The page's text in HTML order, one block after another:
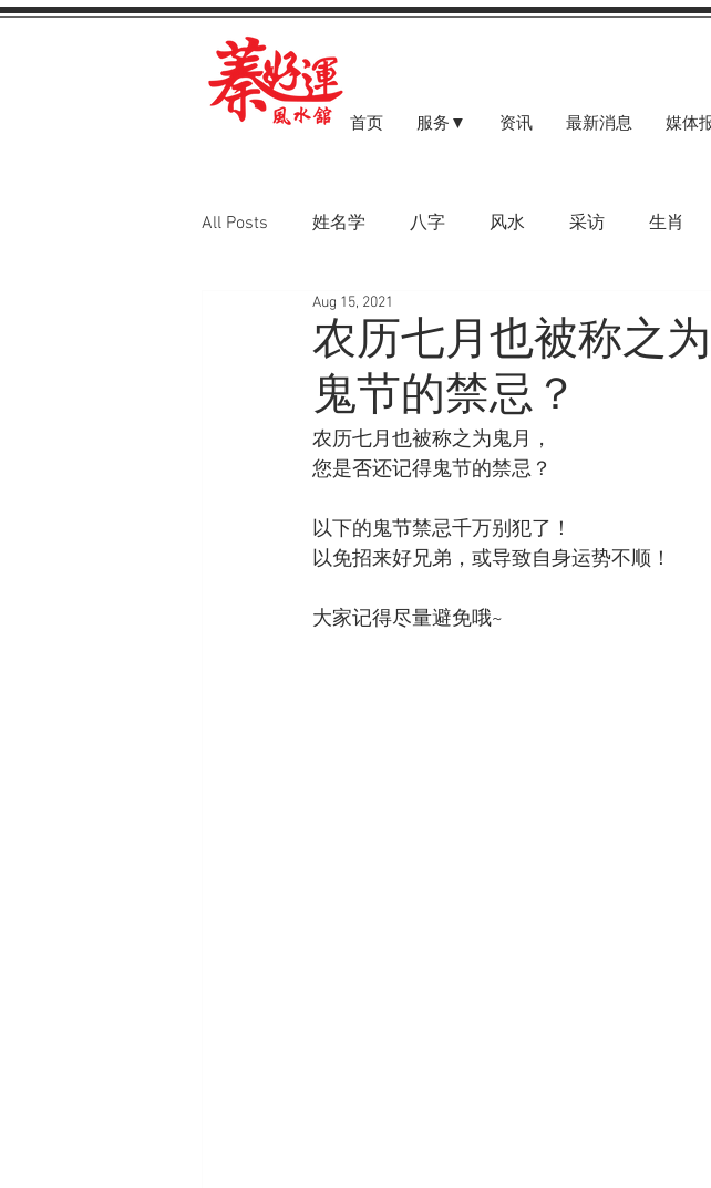
首页 服务▼ 资讯 最新消息 媒体
All Posts 姓名学 八字 风水 采访 生肖
八字案例
农历七月也被称之
鬼节的禁忌？
Aug 15, 2021
农历七月也被称之为鬼月，
您是否还记得鬼节的禁忌？
以下的鬼节禁忌千万别犯了！
以免招来好兄弟，或导致自身运势不顺！
大家记得尽量避免哦~